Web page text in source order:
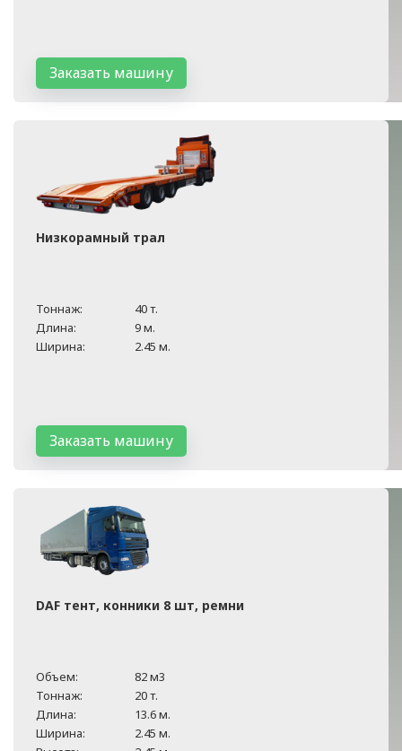
Заказать машину
Низкорамный трал
Тоннаж:
40 т.
Длина:
9 м.
Ширина:
2.45 м.
Заказать машину
DAF тент, конники 8 шт, ремни
Объем:
82 м3
Тоннаж:
20 т.
Длина:
13.6 м.
Ширина:
2.45 м.